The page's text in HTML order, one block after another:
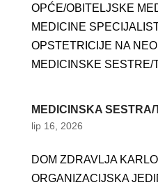
OPĆE/OBITELJSKE
MEDICINE
OPSTETRICIJE NA
MEDICINSKE SESTRE/
MEDICINSKA
lip 16, 2026
DOM ZDRAVLJA
ORGANIZACIJSKA